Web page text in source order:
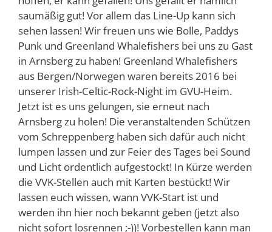
saumäßig gut! Vor allem das Line-Up kann sich
sehen lassen! Wir freuen uns wie Bolle, Paddys
Punk und Greenland Whalefishers bei uns zu Gast
in Arnsberg zu haben! Greenland Whalefishers
aus Bergen/Norwegen waren bereits 2016 bei
unserer Irish-Celtic-Rock-Night im GVU-Heim.
Jetzt ist es uns gelungen, sie erneut nach
Arnsberg zu holen! Die veranstaltenden Schützen
vom Schreppenberg haben sich dafür auch nicht
lumpen lassen und zur Feier des Tages bei Sound
und Licht ordentlich aufgestockt! In Kürze werden
die VVK-Stellen auch mit Karten bestückt! Wir
lassen euch wissen, wann VVK-Start ist und
werden ihn hier noch bekannt geben (jetzt also
nicht sofort losrennen ;-))! Vorbestellen kann man